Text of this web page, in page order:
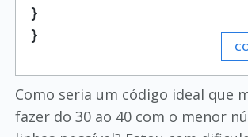
}
}
Como seria um código ideal que
fazer do 30 ao 40 com o menor